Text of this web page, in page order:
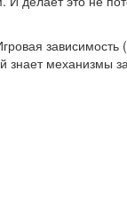
знает механизмы